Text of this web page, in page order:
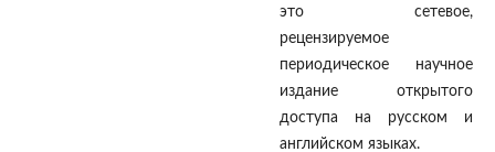
это сетевое,
рецензируемое
периодическое научное
издание открытого
доступа на русском и
английском языках.